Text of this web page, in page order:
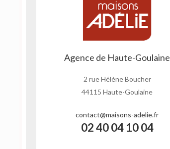
Agence de Haute-Goulaine
2 rue Hélène Boucher
44115 Haute-Goulaine
contact@maisons-adelie.fr
02 40 04 10 04